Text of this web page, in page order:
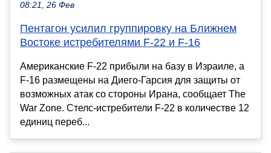
08:21, 26 Фев
Пентагон усилил группировку на Ближнем
Востоке истребителями F-22 и F-16
Американские F-22 прибыли на базу в Израиле, а
F-16 размещены на Диего-Гарсия для защиты от
возможных атак со стороны Ирана, сообщает The
War Zone. Стелс-истребители F-22 в количестве 12
единиц переб...